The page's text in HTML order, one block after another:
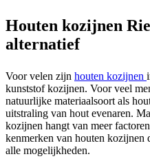
Houten kozijnen
alternatief
Voor velen zijn houten kozijnen
kunststof kozijnen. Voor veel
natuurlijke materiaalsoort als
uitstraling van hout evenaren.
kozijnen hangt van meer
kenmerken van houten kozijnen
alle mogelijkheden.